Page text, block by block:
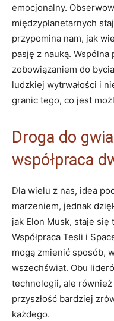
emocjonalny.
międzyplanetarnych
przypomina nam, jak
pasję z nauką.
zobowiązaniem do
ludzkiej wytrwałości i
granic tego, co jest
Droga do
współpraca
Dla wielu z nas, idea
marzeniem, jednak
jak Elon Musk, staje
Współpraca Tesli i
mogą zmienić sposób,
wszechświat. Obu
technologii, ale
przyszłość bardziej
każdego.